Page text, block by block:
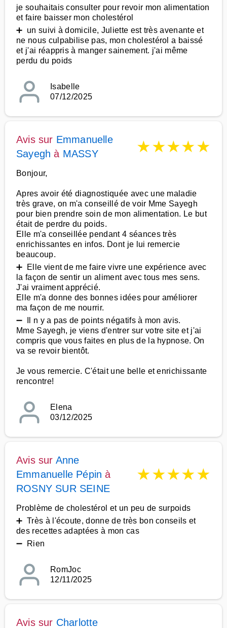
je souhaitais consulter pour revoir mon alimentation
et faire baisser mon cholestérol
➕ un suivi à domicile, Juliette est très avenante et
ne nous culpabilise pas, mon cholestérol a baissé
et j'ai réappris à manger sainement. j'ai même
perdu du poids
Isabelle
07/12/2025
Avis sur Emmanuelle
Sayegh à MASSY ★★★★★
Bonjour,
Apres avoir été diagnostiquée avec une maladie
très grave, on m'a conseillé de voir Mme Sayegh
pour bien prendre soin de mon alimentation. Le but
était de perdre du poids.
Elle m'a conseillée pendant 4 séances très
enrichissantes en infos. Dont je lui remercie
beaucoup.
➕ Elle vient de me faire vivre une expérience avec
la façon de sentir un aliment avec tous mes sens.
J'ai vraiment apprécié.
Elle m'a donne des bonnes idées pour améliorer
ma façon de me nourrir.
➖ Il n y a pas de points négatifs à mon avis.
Mme Sayegh, je viens d'entrer sur votre site et j'ai
compris que vous faites en plus de la hypnose. On
va se revoir bientôt.
Je vous remercie. C'était une belle et enrichissante
rencontre!
Elena
03/12/2025
Avis sur Anne
Emmanuelle Pépin à
ROSNY SUR SEINE
★★★★★
Problème de cholestérol et un peu de surpoids
➕ Très à l'écoute, donne de très bon conseils et
des recettes adaptées à mon cas
➖ Rien
RomJoc
12/11/2025
Avis sur Charlotte